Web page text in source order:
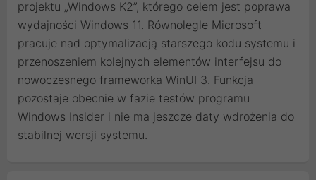
projektu „Windows K2”, którego celem jest poprawa
wydajności Windows 11. Równolegle Microsoft
pracuje nad optymalizacją starszego kodu systemu i
przenoszeniem kolejnych elementów interfejsu do
nowoczesnego frameworka WinUI 3. Funkcja
pozostaje obecnie w fazie testów programu
Windows Insider i nie ma jeszcze daty wdrożenia do
stabilnej wersji systemu.